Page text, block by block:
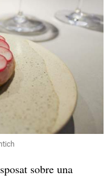
sobre una